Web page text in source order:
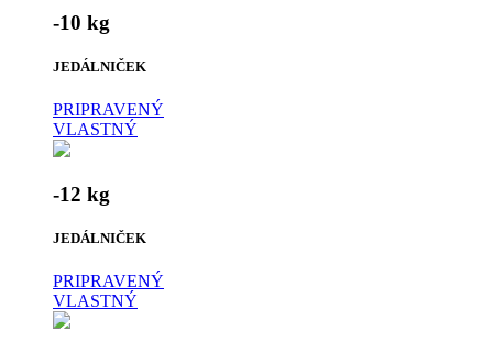
-10 kg
JEDÁLNIČEK
PRIPRAVENÝ
VLASTNÝ
-12 kg
JEDÁLNIČEK
PRIPRAVENÝ
VLASTNÝ